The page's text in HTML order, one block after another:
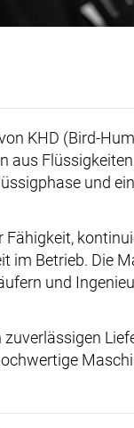
KHD (Bird-
aus
und
im Betrieb. Die
und